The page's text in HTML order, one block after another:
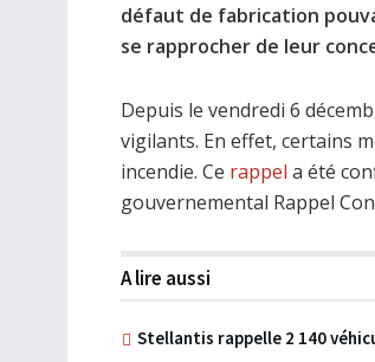
défaut de fabrication
se rapprocher de leur
Depuis le vendredi 6
vigilants. En effet, certains
incendie. Ce rappel a été
gouvernemental Rappel
A lire aussi
Stellantis rappelle 2 140